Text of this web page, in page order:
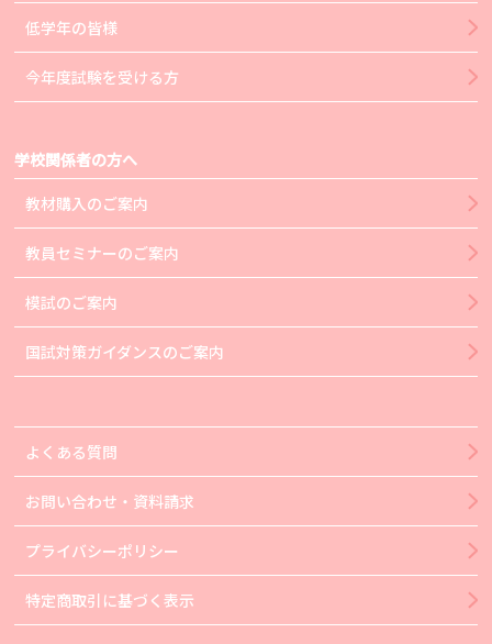
低学年の皆様
今年度試験を受ける方
学校関係者の方へ
教材購入のご案内
教員セミナーのご案内
模試のご案内
国試対策ガイダンスのご案内
よくある質問
お問い合わせ・資料請求
プライバシーポリシー
特定商取引に基づく表示